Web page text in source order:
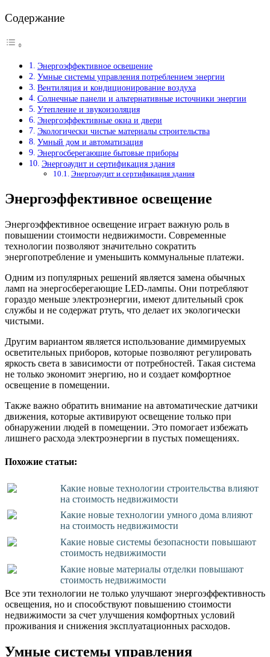
Содержание
Энергоэффективное освещение
Умные системы управления потреблением энергии
Вентиляция и кондиционирование воздуха
Солнечные панели и альтернативные источники энергии
Утепление и звукоизоляция
Энергоэффективные окна и двери
Экологически чистые материалы строительства
Умный дом и автоматизация
Энергосберегающие бытовые приборы
Энергоаудит и сертификация здания
Энергоаудит и сертификация здания
Энергоэффективное освещение
Энергоэффективное освещение играет важную роль в
повышении стоимости недвижимости. Современные
технологии позволяют значительно сократить
энергопотребление и уменьшить коммунальные платежи.
Одним из популярных решений является замена обычных
ламп на энергосберегающие LED-лампы. Они потребляют
гораздо меньше электроэнергии, имеют длительный срок
службы и не содержат ртуть, что делает их экологически
чистыми.
Другим вариантом является использование диммируемых
осветительных приборов, которые позволяют регулировать
яркость света в зависимости от потребностей. Такая система
не только экономит энергию, но и создает комфортное
освещение в помещении.
Также важно обратить внимание на автоматические датчики
движения, которые активируют освещение только при
обнаружении людей в помещении. Это помогает избежать
лишнего расхода электроэнергии в пустых помещениях.
Похожие статьи:
Какие новые технологии строительства влияют
на стоимость недвижимости
Какие новые технологии умного дома влияют
на стоимость недвижимости
Какие новые системы безопасности повышают
стоимость недвижимости
Какие новые материалы отделки повышают
стоимость недвижимости
Все эти технологии не только улучшают энергоэффективность
освещения, но и способствуют повышению стоимости
недвижимости за счет улучшения комфортных условий
проживания и снижения эксплуатационных расходов.
Умные системы управления